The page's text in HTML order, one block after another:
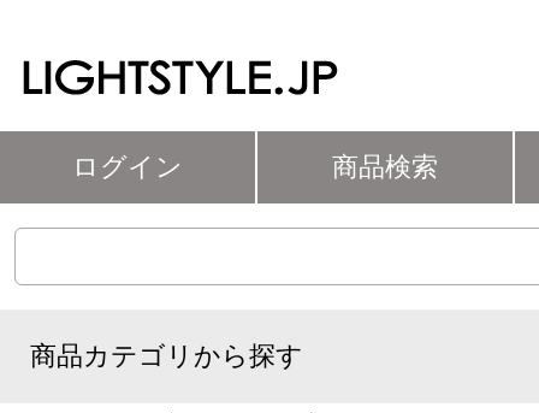
ログイン 商品検索
商品カテゴリから探す